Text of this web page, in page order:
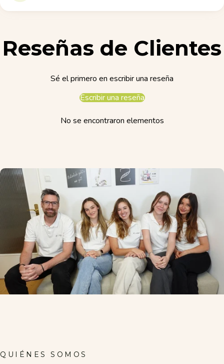
Reseñas de Clientes
Sé el primero en escribir una reseña
Escribir una reseña
No se encontraron elementos
QUIÉNES SOMOS